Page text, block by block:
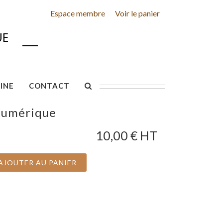
Espace membre Voir le panier
CONTACT
10,00 € HT
AU PANIER